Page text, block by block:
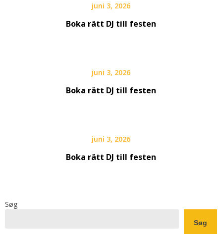
juni 3, 2026
Boka rätt DJ till festen
juni 3, 2026
Boka rätt DJ till festen
juni 3, 2026
Boka rätt DJ till festen
Søg
Søg